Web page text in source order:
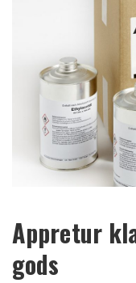
Appretur
gods